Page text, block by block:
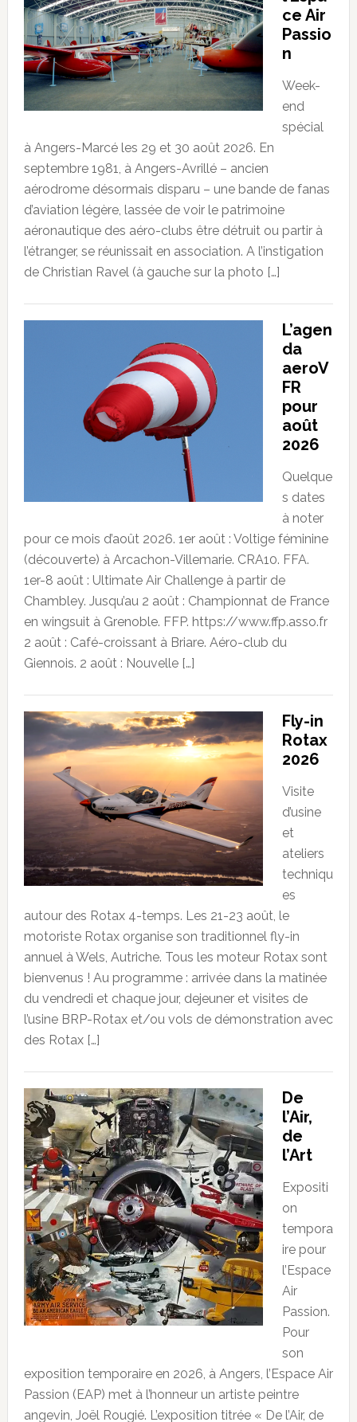
ce Air
Passio
n
Week-
end
spécial
à Angers-Marcé les 29 et 30 août 2026. En
septembre 1981, à Angers-Avrillé – ancien
aérodrome désormais disparu – une bande de fanas
d’aviation légère, lassée de voir le patrimoine
aéronautique des aéro-clubs être détruit ou partir à
l’étranger, se réunissait en association. A l’instigation
de Christian Ravel (à gauche sur la photo […]
L’agen
da
aeroV
FR
pour
août
2026
Quelque
s dates
à noter
pour ce mois d’août 2026. 1er août : Voltige féminine
(découverte) à Arcachon-Villemarie. CRA10. FFA.
1er-8 août : Ultimate Air Challenge à partir de
Chambley. Jusqu’au 2 août : Championnat de France
en wingsuit à Grenoble. FFP. https://www.ffp.asso.fr
2 août : Café-croissant à Briare. Aéro-club du
Giennois. 2 août : Nouvelle […]
Fly-in
Rotax
2026
Visite
d’usine
et
ateliers
techniqu
es
autour des Rotax 4-temps. Les 21-23 août, le
motoriste Rotax organise son traditionnel fly-in
annuel à Wels, Autriche. Tous les moteur Rotax sont
bienvenus ! Au programme : arrivée dans la matinée
du vendredi et chaque jour, dejeuner et visites de
l’usine BRP-Rotax et/ou vols de démonstration avec
des Rotax […]
De
l’Air,
de
l’Art
Expositi
on
tempora
ire pour
l’Espace
Air
Passion.
Pour
son
exposition temporaire en 2026, à Angers, l’Espace Air
Passion (EAP) met à l’honneur un artiste peintre
angevin, Joël Rougié. L’exposition titrée « De l’Air, de